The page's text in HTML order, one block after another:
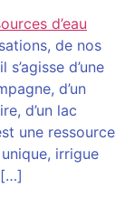
de nos
d’une
d’un
d’un lac
une ressource
irrigue
[…]